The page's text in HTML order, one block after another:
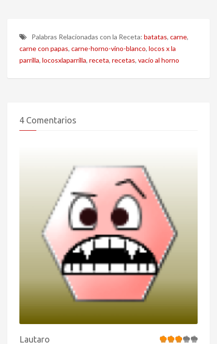
Palabras Relacionadas con la Receta: batatas, carne,
carne con papas, carne-horno-vino-blanco, locos x la
parrilla, locosxlaparrilla, receta, recetas, vacío al horno
4 Comentarios
Lautaro